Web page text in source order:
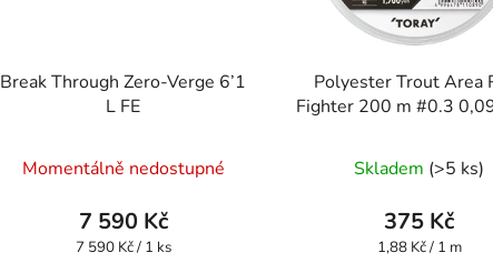
Break Through Zero-Verge 6’1
L FE
hodnocení
produktu
je
Momentálně nedostupné
7 590 Kč
Měrná
7 590 Kč / 1 ks
Polyester Trout Area
Fighter 200 m #0.3
Skladem (>5 ks)
375 Kč
Měrná
1,88 Kč / 1 m